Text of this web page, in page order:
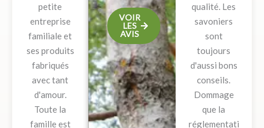
u
r
5
petite
entreprise
familiale et
ses produits
fabriqués
avec tant
d'amour.
Toute la
famille est
VOIR
LES
AVIS
s
u
r
5
qualité. Les
savoniers
sont
toujours
d'aussi bons
conseils.
Dommage
que la
réglementati